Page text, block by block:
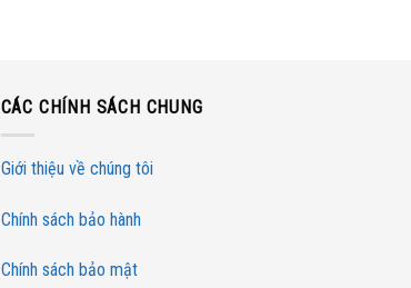
CÁC CHÍNH SÁCH CHUNG
Giới thiệu về chúng tôi
Chính sách bảo hành
Chính sách bảo mật